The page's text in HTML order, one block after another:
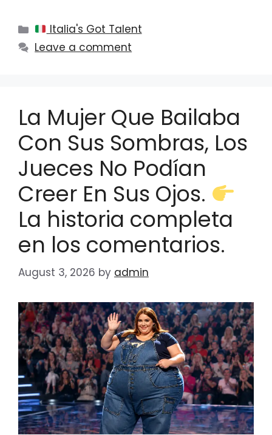
Categories
Italia's Got Talent
Leave a comment
La Mujer Que Bailaba
Con Sus Sombras, Los
Jueces No Podían
Creer En Sus Ojos.
La historia completa
en los comentarios.
August 3, 2026 by admin